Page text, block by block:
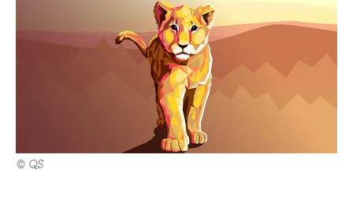
© QS